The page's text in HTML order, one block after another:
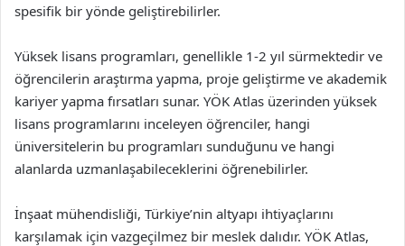
spesifik bir yönde geliştirebilirler.
Yüksek lisans programları, genellikle 1-2 yıl sürmektedir ve
öğrencilerin araştırma yapma, proje geliştirme ve akademik
kariyer yapma fırsatları sunar. YÖK Atlas üzerinden yüksek
lisans programlarını inceleyen öğrenciler, hangi
üniversitelerin bu programları sunduğunu ve hangi
alanlarda uzmanlaşabileceklerini öğrenebilirler.
İnşaat mühendisliği, Türkiye’nin altyapı ihtiyaçlarını
karşılamak için vazgeçilmez bir meslek dalıdır. YÖK Atlas,